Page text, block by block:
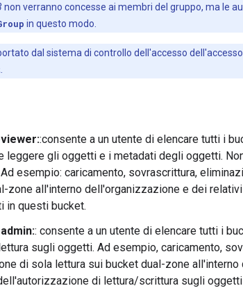
non verranno concesse ai membri del gruppo, ma le
in questo modo.
dal sistema di controllo dell'accesso
:consente a un utente di elencare tutti i
leggere gli oggetti e i metadati degli oggetti.
esempio: caricamento, sovrascrittura,
zone all'interno dell'organizzazione e dei
in questi bucket.
: consente a un utente di elencare tutti i
sugli oggetti. Ad esempio, caricamento,
di sola lettura sui bucket dual-zone
di lettura/scrittura sugli